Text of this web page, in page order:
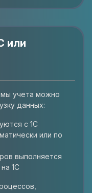
или
учета можно
данных:
с 1С
или по
выполняется
1С